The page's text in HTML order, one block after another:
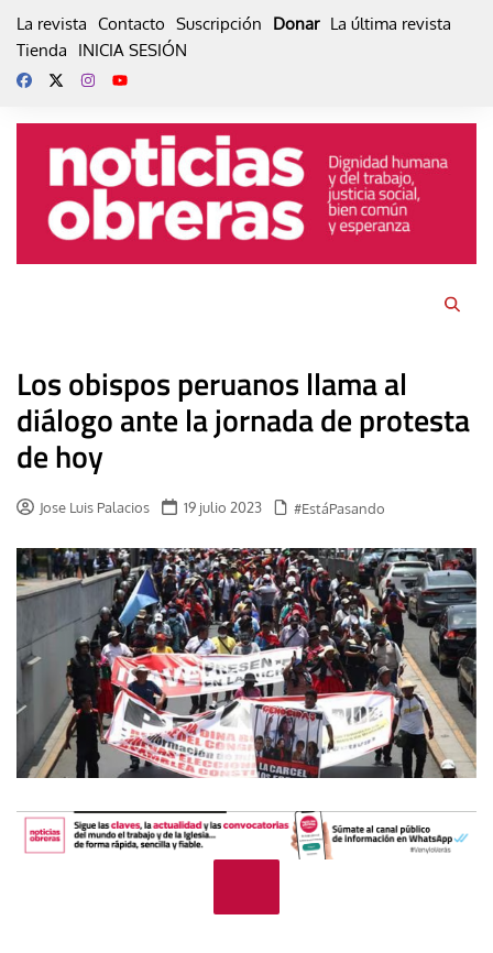
La revista Contacto Suscripción Donar La última revista
Tienda
INICIA SESIÓN
Los obispos peruanos llama al
diálogo ante la jornada de protesta
de hoy
Jose Luis Palacios 19 julio 2023 #EstáPasando